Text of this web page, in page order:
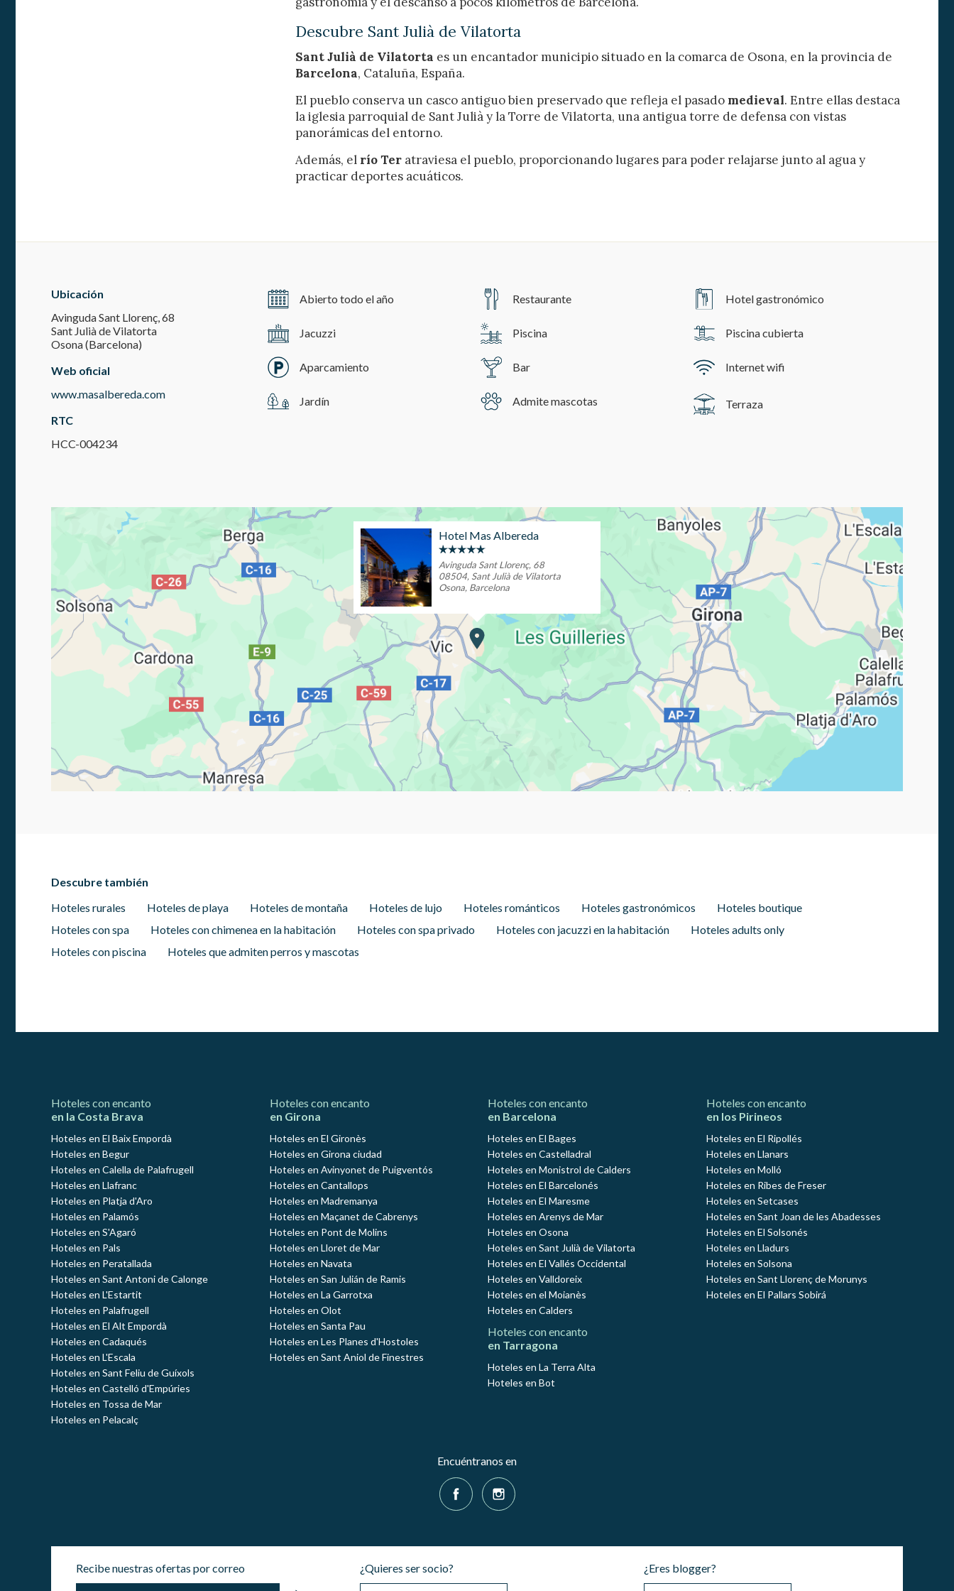
Descubre Sant Julià de Vilatorta
Sant Julià de Vilatorta es un encantador municipio situado en la comarca de Osona, en la provincia de
Barcelona, Cataluña, España.
El pueblo conserva un casco antiguo bien preservado que refleja el pasado medieval. Entre ellas destaca
la iglesia parroquial de Sant Julià y la Torre de Vilatorta, una antigua torre de defensa con vistas
panorámicas del entorno.
Además, el río Ter atraviesa el pueblo, proporcionando lugares para poder relajarse junto al agua y
practicar deportes acuáticos.
Ubicación
Avinguda Sant Llorenç, 68
Sant Julià de Vilatorta
Osona (Barcelona)
Web oficial
www.masalbereda.com
RTC
HCC-004234
Abierto todo el año Restaurante Hotel gastronómico
Jacuzzi Piscina Piscina cubierta
Aparcamiento Bar Internet wifi
Jardín Admite mascotas Terraza
Hotel Mas Albereda
Avinguda Sant Llorenç, 68
08504, Sant Julià de Vilatorta
Osona, Barcelona
Descubre también
Hoteles rurales
Hoteles de playa Hoteles de montaña Hoteles de lujo Hoteles románticos Hoteles gastronómicos
Hoteles boutique
Hoteles con spa
Hoteles con chimenea en la habitación Hoteles con spa privado Hoteles con jacuzzi en la habitación
Hoteles adults only
Hoteles con piscina
Hoteles que admiten perros y mascotas
Hoteles con encanto
en la Costa Brava
Hoteles en El Baix Empordà
Hoteles en Begur
Hoteles en Calella de Palafrugell
Hoteles en Llafranc
Hoteles en Platja d'Aro
Hoteles en Palamós
Hoteles en S'Agaró
Hoteles en Pals
Hoteles en Peratallada
Hoteles en Sant Antoni de Calonge
Hoteles en L'Estartit
Hoteles en Palafrugell
Hoteles en El Alt Empordà
Hoteles en Cadaqués
Hoteles en L'Escala
Hoteles en Sant Feliu de Guíxols
Hoteles en Castelló d'Empúries
Hoteles en Tossa de Mar
Hoteles en Pelacalç
Hoteles con encanto
en Girona
Hoteles en El Gironès
Hoteles en Girona ciudad
Hoteles en Avinyonet de Puigventós
Hoteles en Cantallops
Hoteles en Madremanya
Hoteles en Maçanet de Cabrenys
Hoteles en Pont de Molins
Hoteles en Lloret de Mar
Hoteles en Navata
Hoteles en San Julián de Ramis
Hoteles en La Garrotxa
Hoteles en Olot
Hoteles en Santa Pau
Hoteles en Les Planes d'Hostoles
Hoteles en Sant Aniol de Finestres
Hoteles con encanto
en Barcelona
Hoteles en El Bages
Hoteles en Castelladral
Hoteles en Monistrol de Calders
Hoteles en El Barcelonés
Hoteles en El Maresme
Hoteles en Arenys de Mar
Hoteles en Osona
Hoteles en Sant Julià de Vilatorta
Hoteles en El Vallés Occidental
Hoteles en Valldoreix
Hoteles en el Moianès
Hoteles en Calders
Hoteles con encanto
en Tarragona
Hoteles en La Terra Alta
Hoteles en Bot
Hoteles con encanto
en los Pirineos
Hoteles en El Ripollés
Hoteles en Llanars
Hoteles en Molló
Hoteles en Ribes de Freser
Hoteles en Setcases
Hoteles en Sant Joan de les Abadesses
Hoteles en El Solsonés
Hoteles en Lladurs
Hoteles en Solsona
Hoteles en Sant Llorenç de Morunys
Hoteles en El Pallars Sobirá
Encuéntranos en
Recibe nuestras ofertas por correo ¿Quieres ser socio? ¿Eres blogger?